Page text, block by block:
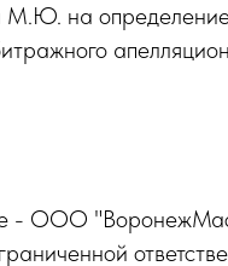
М.Ю. на
- ООО